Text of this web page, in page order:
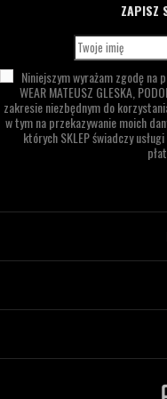
ZAPISZ
Niniejszym wyrażam zgodę na
WEAR MATEUSZ GLESKA,
zakresie niezbędnym do
w tym na przekazywanie moich
których SKLEP świadczy